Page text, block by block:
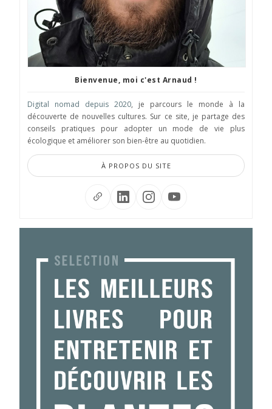
Bienvenue, moi c'est Arnaud !
Digital nomad depuis 2020, je parcours le monde à la
découverte de nouvelles cultures. Sur ce site, je partage des
conseils pratiques pour adopter un mode de vie plus
écologique et améliorer son bien-être au quotidien.
À PROPOS DU SITE